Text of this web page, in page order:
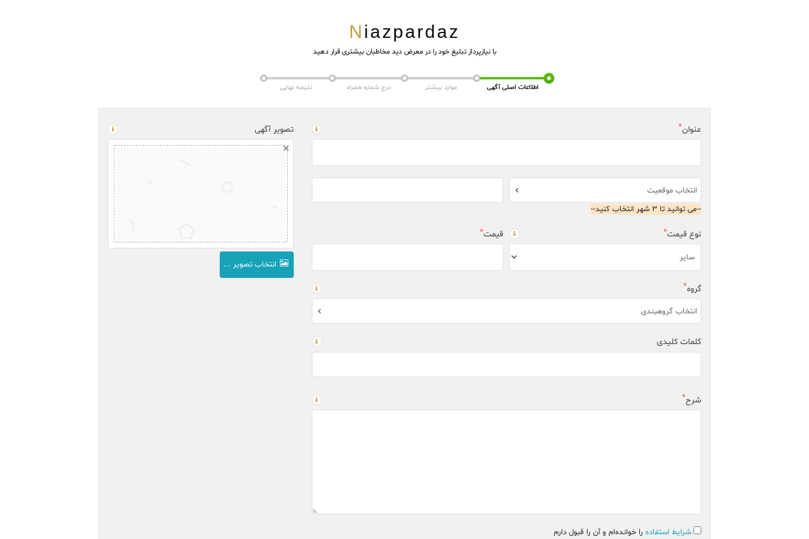
Niazpardaz
با نیازپرداز تبلیغ خود را در معرض دید مخاطبان بیشتری قرار دهید
اطلاعات اصلی آگهی موارد بیشتر درج شماره همراه نتیجه نهایی
عنوان
انتخاب موقعیت
--می توانید تا 3 شهر انتخاب کنید--
نوع قیمت قیمت
گروه
انتخاب گروهبندی
کلمات کلیدی
شرح
تصویر آگهی
×
انتخاب تصویر ...
شرایط استفاده را خوانده‌ام و آن را قبول دارم